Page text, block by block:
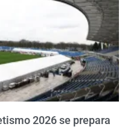
2026 se prepara